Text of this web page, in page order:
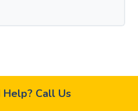
Help? Call Us